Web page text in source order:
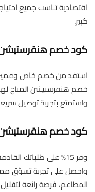
اقتصادية تناسب جميع
كبير.
كود خصم هنقرستيشن
استفد من خصم خاص ومميز
خصم هنقرستيشن المتاح
واستمتع بتجربة توصيل
كود خصم هنقرستيشن
وفر 15% على طلباتك القادمة مع
واحصل على تجربة تسوّق
المطاعم، فرصة رائعة